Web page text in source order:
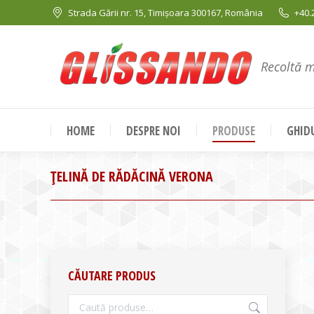
Strada Gării nr. 15, Timișoara 300167, România
Recoltă
HOME DESPRE NOI PRODUSE
ŢELINĂ DE RĂDĂCINĂ VERONA
CĂUTARE PRODUS